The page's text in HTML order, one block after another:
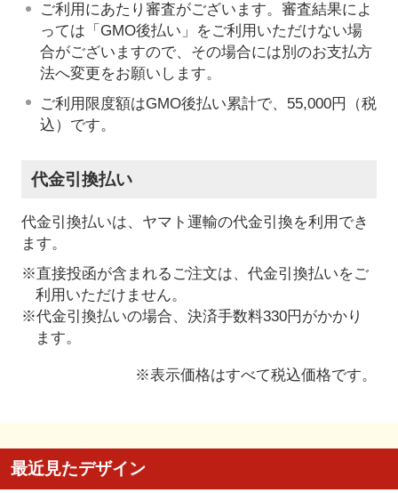
ご利用にあたり審査がございます。審査結果によ
っては「GMO後払い」をご利用いただけない場
合がございますので、その場合には別のお支払方
法へ変更をお願いします。
ご利用限度額はGMO後払い累計で、55,000円（税
込）です。
代金引換払い
代金引換払いは、ヤマト運輸の代金引換を利用でき
ます。
※直接投函が含まれるご注文は、代金引換払いをご
利用いただけません。
※代金引換払いの場合、決済手数料330円がかかり
ます。
※表示価格はすべて税込価格です。
最近見たデザイン